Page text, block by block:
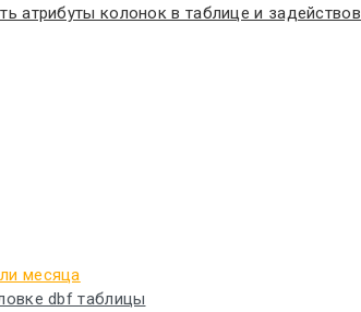
атрибуты колонок в таблице и
месяца
dbf таблицы